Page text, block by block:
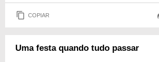
COPIAR
Uma festa quando tudo passar